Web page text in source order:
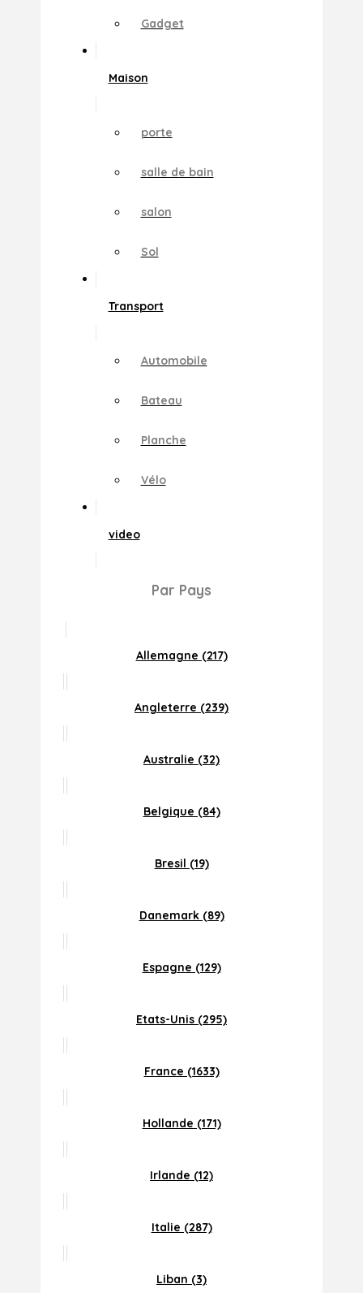
Gadget
Maison
porte
salle de bain
salon
Sol
Transport
Automobile
Bateau
Planche
Vélo
video
Par Pays
Allemagne (217)
Angleterre (239)
Australie (32)
Belgique (84)
Bresil (19)
Danemark (89)
Espagne (129)
Etats-Unis (295)
France (1633)
Hollande (171)
Irlande (12)
Italie (287)
Liban (3)